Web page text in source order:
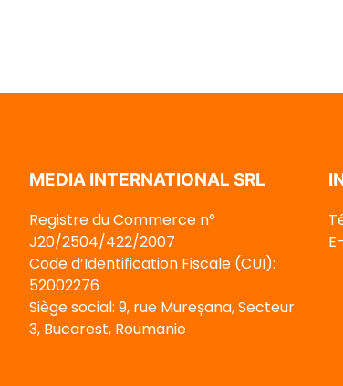
MEDIA INTERNATIONAL SRL
Registre du Commerce n°
J20/2504/422/2007
Code d’Identification Fiscale (CUI):
52002276
Siège social: 9, rue Mureșana, Secteur
3, Bucarest, Roumanie